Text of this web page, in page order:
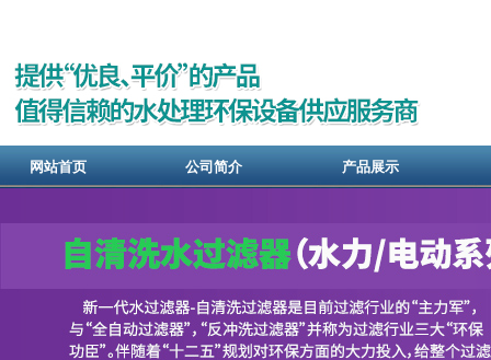
网站首页 公司简介 产品展示